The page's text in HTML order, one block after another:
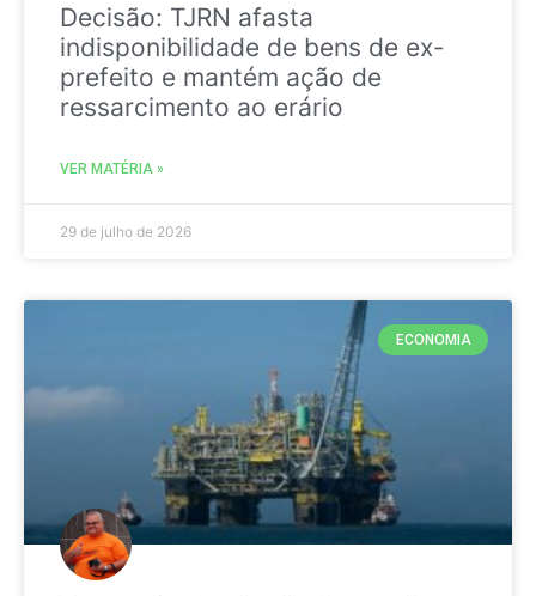
Decisão: TJRN afasta
indisponibilidade de bens de ex-
prefeito e mantém ação de
ressarcimento ao erário
VER MATÉRIA »
29 de julho de 2026
ECONOMIA